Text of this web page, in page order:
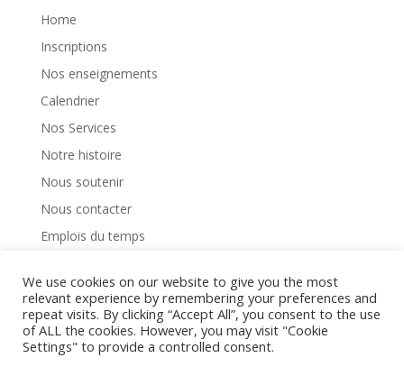
Home
Inscriptions
Nos enseignements
Calendrier
Nos Services
Notre histoire
Nous soutenir
Nous contacter
Emplois du temps
We use cookies on our website to give you the most
relevant experience by remembering your preferences and
repeat visits. By clicking “Accept All”, you consent to the use
of ALL the cookies. However, you may visit "Cookie
Settings" to provide a controlled consent.